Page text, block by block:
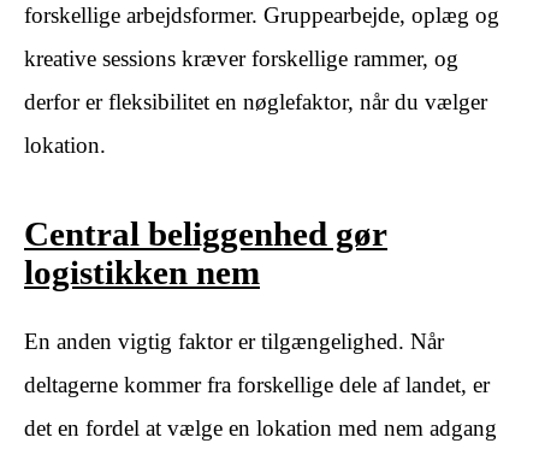
forskellige arbejdsformer. Gruppearbejde, oplæg og
kreative sessions kræver forskellige rammer, og
derfor er fleksibilitet en nøglefaktor, når du vælger
lokation.
Central beliggenhed gør
logistikken nem
En anden vigtig faktor er tilgængelighed. Når
deltagerne kommer fra forskellige dele af landet, er
det en fordel at vælge en lokation med nem adgang